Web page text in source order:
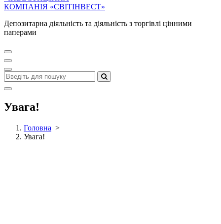
Депозитарна діяльність та діяльність з торгівлі цінними
паперами
Увага!
Головна >
Увага!